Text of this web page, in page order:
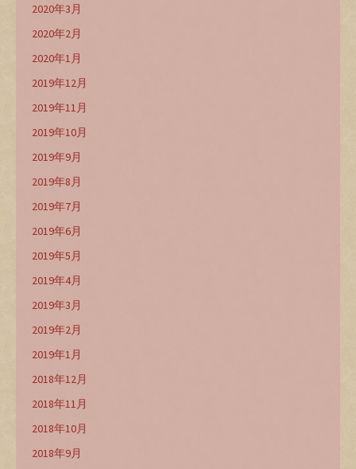
2020年3月
2020年2月
2020年1月
2019年12月
2019年11月
2019年10月
2019年9月
2019年8月
2019年7月
2019年6月
2019年5月
2019年4月
2019年3月
2019年2月
2019年1月
2018年12月
2018年11月
2018年10月
2018年9月